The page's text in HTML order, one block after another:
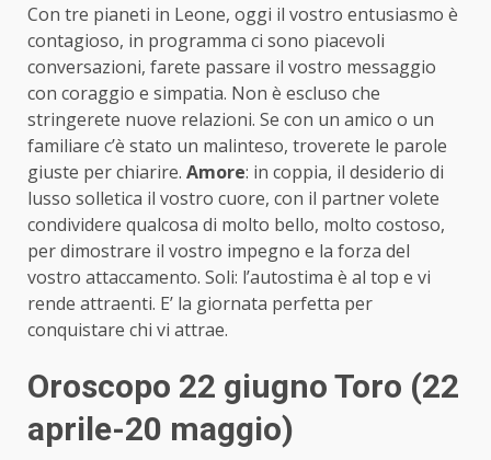
Con tre pianeti in Leone, oggi il vostro entusiasmo è
contagioso, in programma ci sono piacevoli
conversazioni, farete passare il vostro messaggio
con coraggio e simpatia. Non è escluso che
stringerete nuove relazioni. Se con un amico o un
familiare c’è stato un malinteso, troverete le parole
giuste per chiarire. Amore: in coppia, il desiderio di
lusso solletica il vostro cuore, con il partner volete
condividere qualcosa di molto bello, molto costoso,
per dimostrare il vostro impegno e la forza del
vostro attaccamento. Soli: l’autostima è al top e vi
rende attraenti. E’ la giornata perfetta per
conquistare chi vi attrae.
Oroscopo 22 giugno Toro (22
aprile-20 maggio)